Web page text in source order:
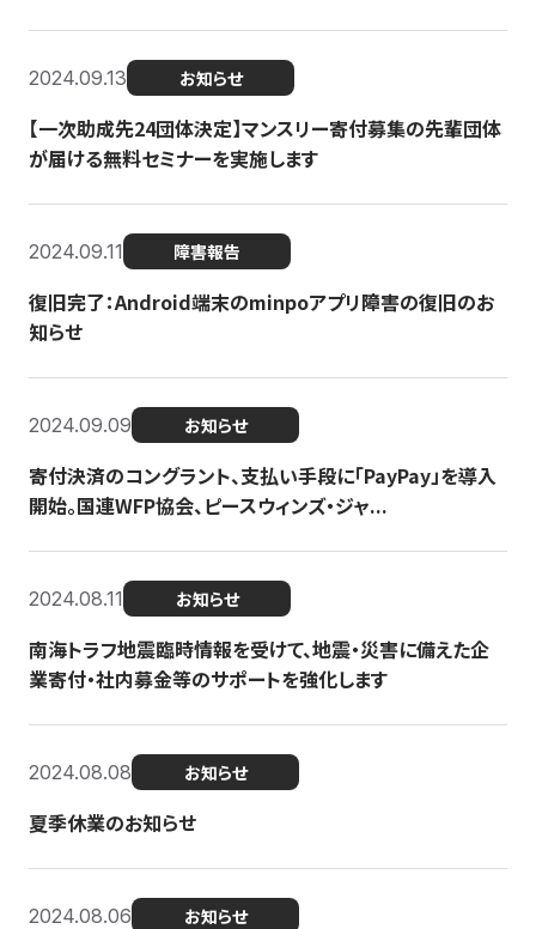
2024.09.13 お知らせ
【一次助成先24団体決定】マンスリー寄付募集の先輩団体
が届ける無料セミナーを実施します
2024.09.11 障害報告
復旧完了：Android端末のminpoアプリ障害の復旧のお
知らせ
2024.09.09 お知らせ
寄付決済のコングラント、支払い手段に「PayPay」を導入
開始。国連WFP協会、ピースウィンズ・ジャ...
2024.08.11 お知らせ
南海トラフ地震臨時情報を受けて、地震・災害に備えた企
業寄付・社内募金等のサポートを強化します
2024.08.08 お知らせ
夏季休業のお知らせ
2024.08.06 お知らせ